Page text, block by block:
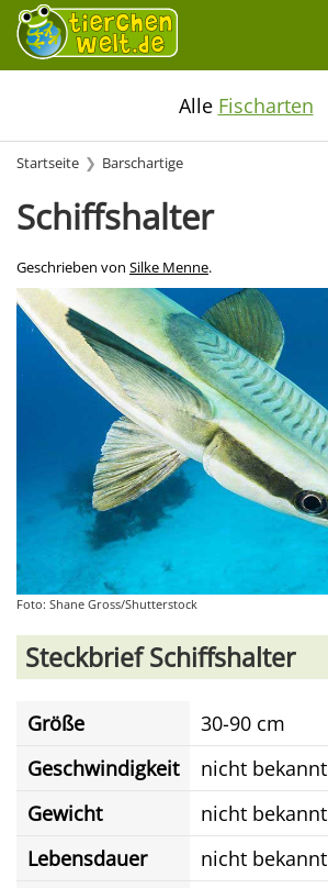
Alle Fischarten
Startseite Barschartige
Schiffshalter
Geschrieben von Silke Menne.
Foto: Shane Gross/Shutterstock
Steckbrief Schiffshalter
Größe
30-90 cm
Geschwindigkeit
nicht bekannt
Gewicht
nicht bekannt
Lebensdauer
nicht bekannt